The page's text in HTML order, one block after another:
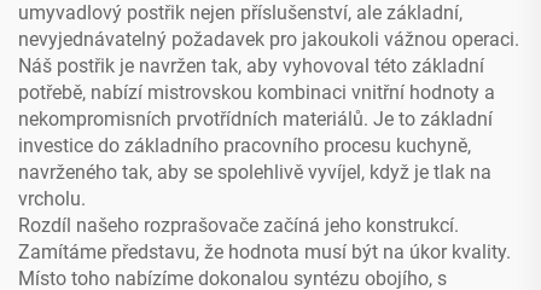
umyvadlový postřik nejen příslušenství, ale základní,
nevyjednávatelný požadavek pro jakoukoli vážnou operaci.
Náš postřik je navržen tak, aby vyhovoval této základní
potřebě, nabízí mistrovskou kombinaci vnitřní hodnoty a
nekompromisních prvotřídních materiálů. Je to základní
investice do základního pracovního procesu kuchyně,
navrženého tak, aby se spolehlivě vyvíjel, když je tlak na
vrcholu.
Rozdíl našeho rozprašovače začíná jeho konstrukcí.
Zamítáme představu, že hodnota musí být na úkor kvality.
Místo toho nabízíme dokonalou syntézu obojího, s